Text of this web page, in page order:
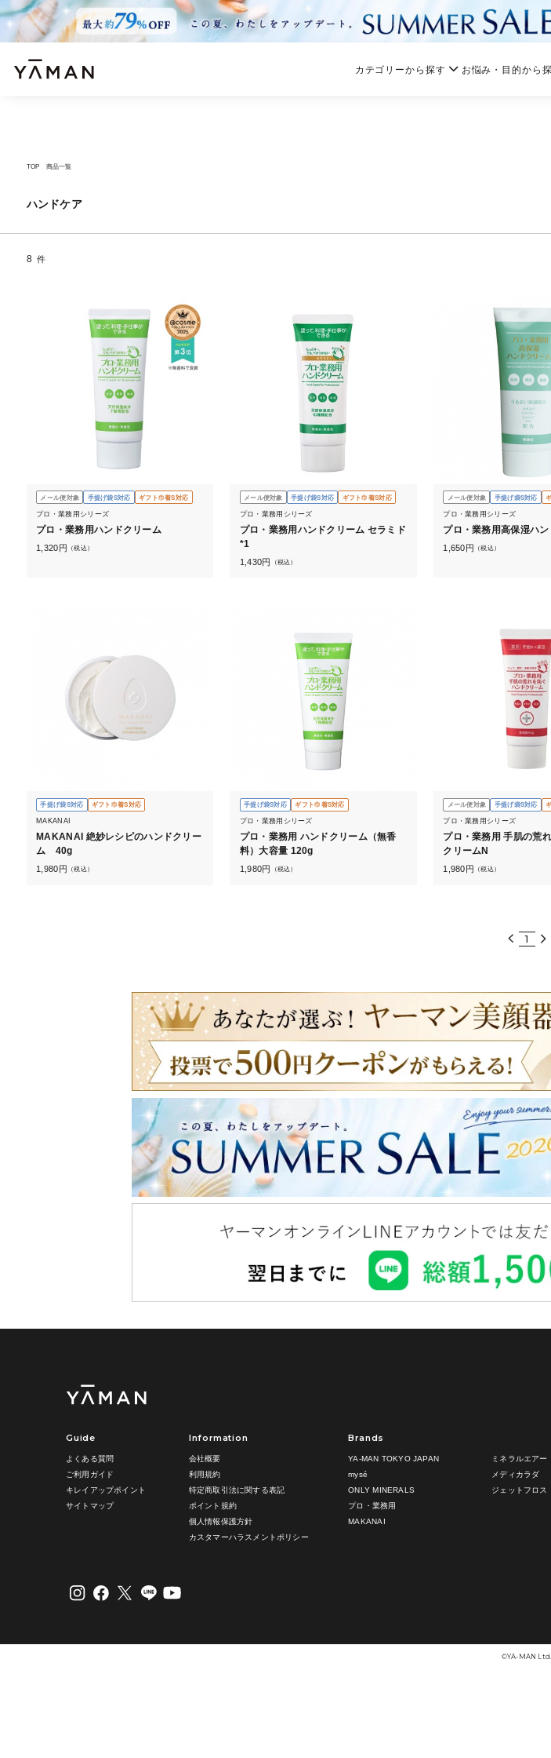
カテゴリーから探す お悩み・目的から
TOP 商品一覧
ハンドケア
8 件
メール便対象 手提げ袋S対応 ギフト巾着S対応
プロ・業務用シリーズ
プロ・業務用ハンドクリーム
1,320円 （税込）
メール便対象 手提げ袋S対応 ギフト巾着S対応
プロ・業務用シリーズ
プロ・業務用ハンドクリーム セラミド
*1
1,430円 （税込）
メール便対象 手提げ袋S対応
プロ・業務用シリーズ
プロ・業務用高保湿ハ
1,650円 （税込）
手提げ袋S対応 ギフト巾着S対応
MAKANAI
MAKANAI 絶妙レシピのハンドクリー
ム 40g
1,980 円 （税込）
手提げ袋S対応 ギフト巾着S対応
プロ・業務用シリーズ
プロ・業務用 ハンドクリーム（無香
料）大容量 120g
1,980円 （税込）
メール便対象 手提げ袋S対応
プロ・業務用シリーズ
プロ・業務用 手肌の荒
クリームN
1,980 円 （税込）
1
Guide
よくある質問
ご利用ガイド
キレイアップポイント
サイトマップ
Information
会社概要
利用規約
特定商取引法に関する表記
ポイント規約
個人情報保護方針
カスタマーハラスメントポリシー
Brands
YA-MAN TOKYO JAPAN
mysé
ONLY MINERALS
プロ・業務用
MAKANAI
ミネラルエアー
メディカラダ
ジェットフロス
©︎YA-MAN Ltd.